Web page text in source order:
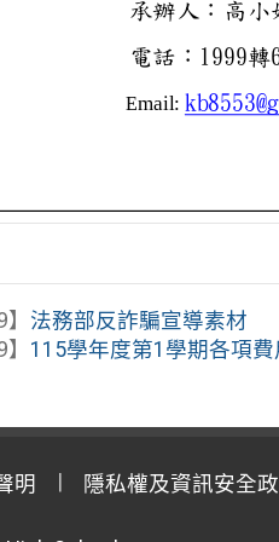
法務部反詐騙宣導素材
115學年度第1學期各項
明 隱私權及資訊安全